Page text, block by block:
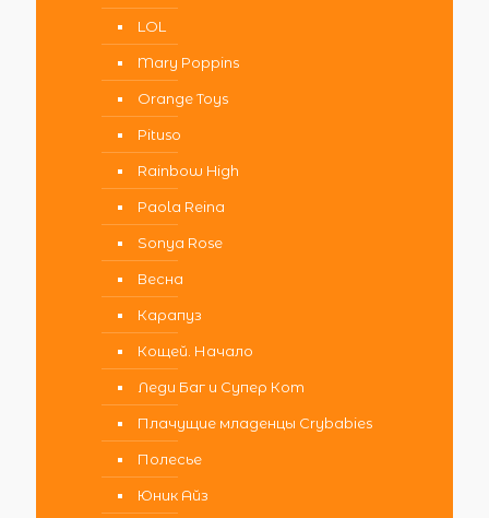
LOL
Mary Poppins
Orange Toys
Pituso
Rainbow High
Paola Reina
Sonya Rose
Весна
Карапуз
Кощей. Начало
Леди Баг и Супер Кот
Плачущие младенцы Crybabies
Полесье
Юник Айз